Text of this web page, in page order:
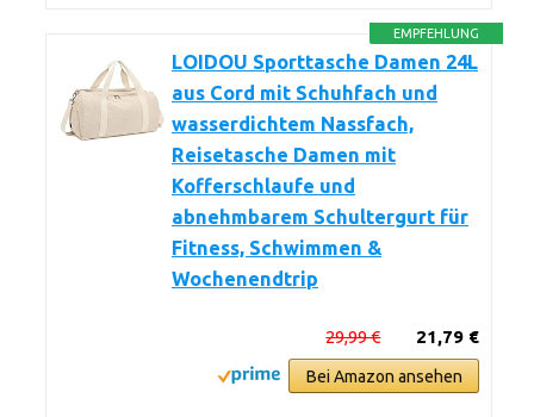
EMPFEHLUNG
LOIDOU Sporttasche Damen 24L
aus Cord mit Schuhfach und
wasserdichtem Nassfach,
Reisetasche Damen mit
Kofferschlaufe und
abnehmbarem Schultergurt für
Fitness, Schwimmen &
Wochenendtrip
21,79 €
29,99 €
Bei Amazon ansehen